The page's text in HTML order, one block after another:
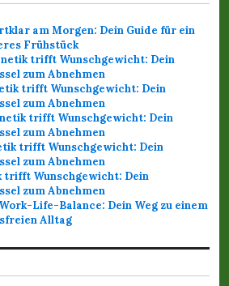
am Morgen: Dein Guide für ein
Frühstück
trifft Wunschgewicht: Dein
zum Abnehmen
trifft Wunschgewicht: Dein
zum Abnehmen
trifft Wunschgewicht: Dein
zum Abnehmen
trifft Wunschgewicht: Dein
zum Abnehmen
trifft Wunschgewicht: Dein
zum Abnehmen
Work-Life-Balance: Dein Weg zu einem
Alltag